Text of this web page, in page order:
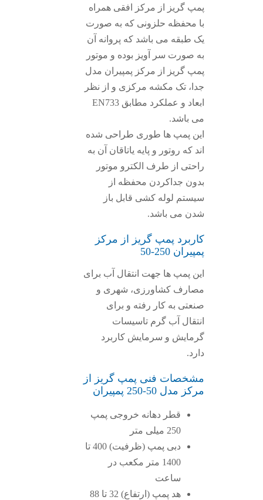
پمپ گریز از مرکز افقی همراه
با محفظه حلزونی که به صورت
یک طبقه می باشد که پروانه آن
به صورت سر آویز بوده و موتور
پمپ گریز از مرکز پمپیران مدل
جدا، تک مکشه مرکزی و از نظر
ابعاد و عملکرد مطابق EN733
می باشد.
این پمپ ها طوری طراحی شده
اند که روتور و پایه یاتاقان آن به
راحتی از طرف الکترو موتور
بدون جداکردن محفظه از
سیستم لوله کشی قابل باز
شدن می باشد.
کاربرد پمپ گریز از مرکز
پمپیران 250-50
این پمپ ها جهت انتقال آب برای
مصارف کشاورزی، شهری و
صنعتی به کار رفته و برای
انتقال آب گرم تاسیسات
گرمایش و سرمایش کاربرد
دارد.
مشخصات فنی پمپ گریز از
مرکز مدل 50-250 پمپیران
قطر دهانه خروجی پمپ
250 میلی متر
دبی پمپ (ظرفیت) 400 تا
1400 متر مکعب در
ساعت
هد پمپ (ارتفاع) 32 تا 88